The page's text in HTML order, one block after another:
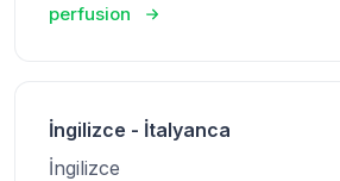
perfusion
İngilizce - İtalyanca
İngilizce